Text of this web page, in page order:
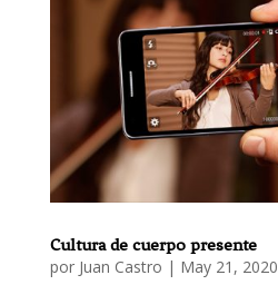
Cultura de cuerpo presente
por Juan Castro | May 21, 2020